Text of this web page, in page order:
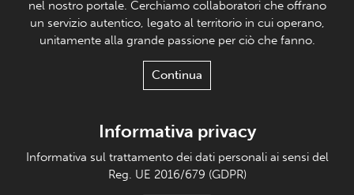
nel nostro portale. Cerchiamo collaboratori che offrano
un servizio autentico, legato al territorio in cui operano,
unitamente alla grande passione per ciò che fanno.
Continua
Informativa privacy
Informativa sul trattamento dei dati personali ai sensi del
Reg. UE 2016/679 (GDPR)